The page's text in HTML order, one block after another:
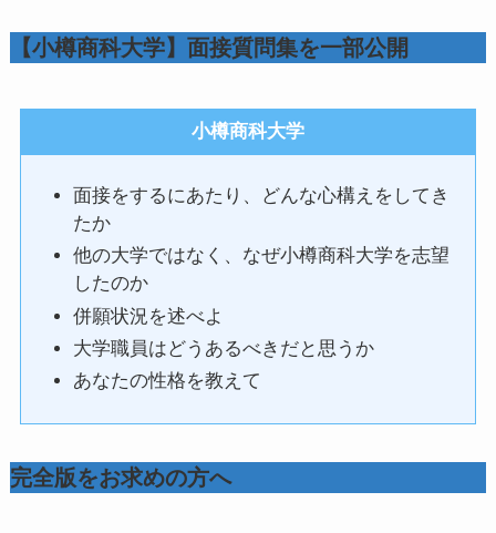
【小樽商科大学】面接質問集を一部公開
小樽商科大学
面接をするにあたり、どんな心構えをしてき
たか
他の大学ではなく、なぜ小樽商科大学を志望
したのか
併願状況を述べよ
大学職員はどうあるべきだと思うか
あなたの性格を教えて
完全版をお求めの方へ